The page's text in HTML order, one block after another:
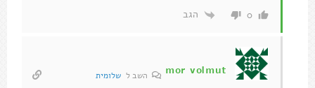
0 הגב
mor volmut השב ל שלומית